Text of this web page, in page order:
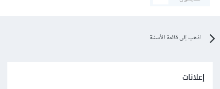
اذهب إلى قائمة الأسئلة
إعلانات